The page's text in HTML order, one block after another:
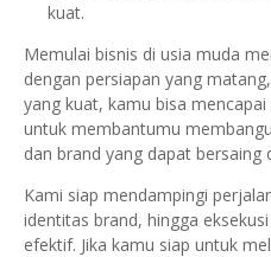
kuat.
Memulai bisnis di usia muda
dengan persiapan yang
yang kuat, kamu bisa
untuk membantumu
dan brand yang dapat bersaing
Kami siap mendampingi
identitas brand, hingga
efektif. Jika kamu siap untuk